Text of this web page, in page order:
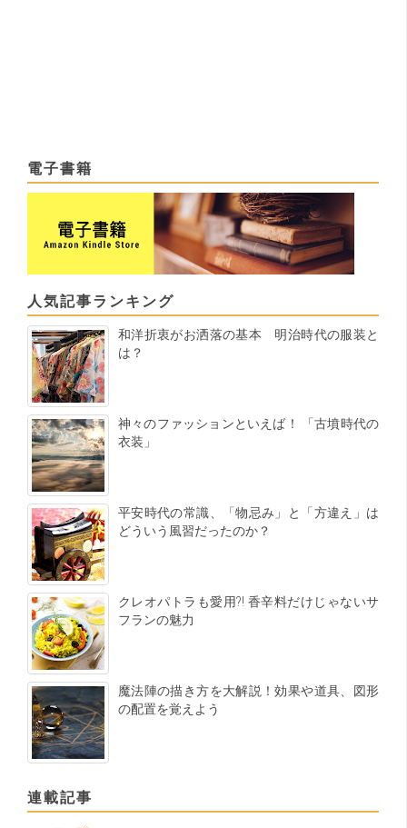
電子書籍
人気記事ランキング
和洋折衷がお洒落の基本 明治時代の服装と
は？
神々のファッションといえば！ 「古墳時代の
衣装」
平安時代の常識、「物忌み」と「方違え」は
どういう風習だったのか？
クレオパトラも愛用?! 香辛料だけじゃないサ
フランの魅力
魔法陣の描き方を大解説！効果や道具、図形
の配置を覚えよう
連載記事